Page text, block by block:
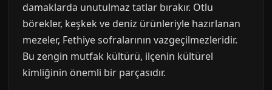
damaklarda unutulmaz tatlar bırakır. Otlu
börekler, keşkek ve deniz ürünleriyle hazırlanan
mezeler, Fethiye sofralarının vazgeçilmezleridir.
Bu zengin mutfak kültürü, ilçenin kültürel
kimliğinin önemli bir parçasıdır.